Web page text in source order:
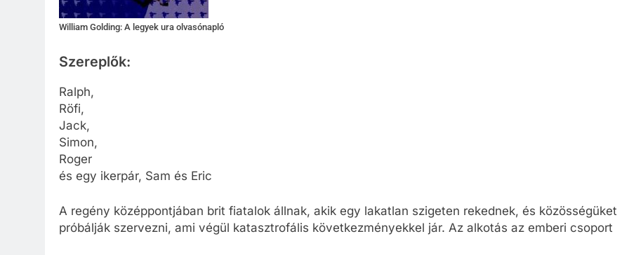
William Golding: A legyek ura olvasónapló
Szereplők:
Ralph,
Röfi,
Jack,
Simon,
Roger
és egy ikerpár, Sam és Eric
A regény középpontjában brit fiatalok állnak, akik egy lakatlan szigeten rekednek, és közösségüket
próbálják szervezni, ami végül katasztrofális következményekkel jár. Az alkotás az emberi csoport